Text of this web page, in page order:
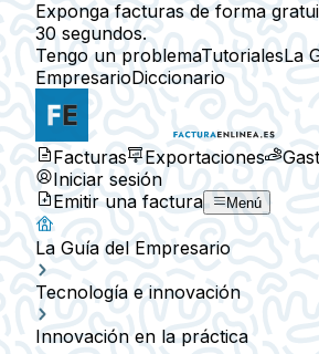
Exponga facturas de forma
30 segundos.
Tengo un problemaTutorialesLa
EmpresarioDiccionario
Facturas Exportaciones
Iniciar sesión
Emitir una factura
Menú
La Guía del Empresario
Tecnología e innovación
Innovación en la práctica